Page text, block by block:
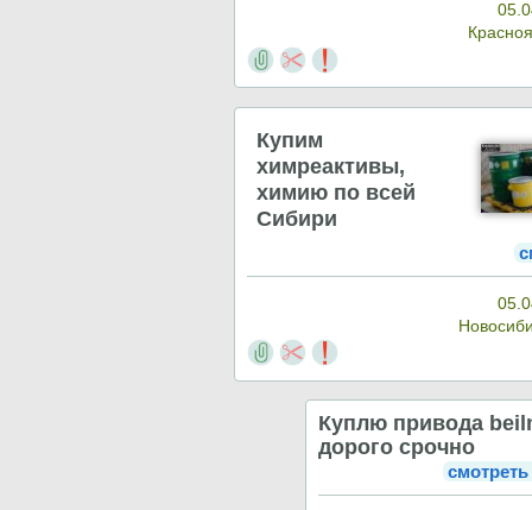
Купим
химреактивы,
химию по всей
Сибири
Куплю привода
дорого срочно
смотреть